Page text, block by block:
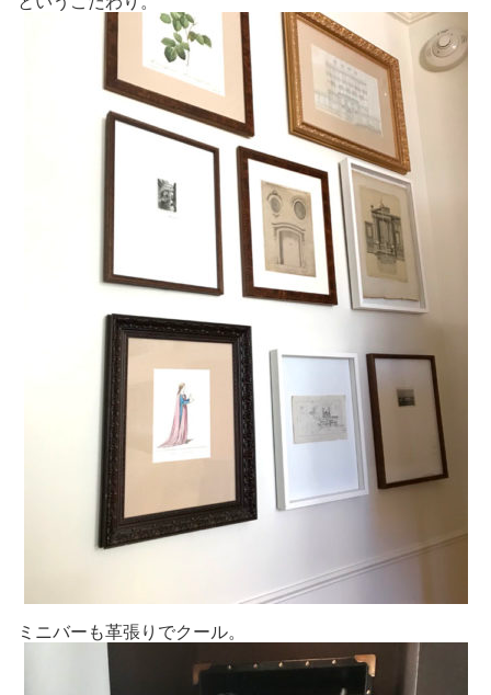
ミニバーも革張りでクール。